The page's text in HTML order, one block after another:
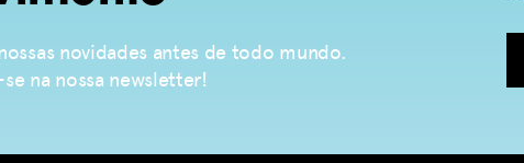
novidades antes de todo mundo.
na nossa newsletter!